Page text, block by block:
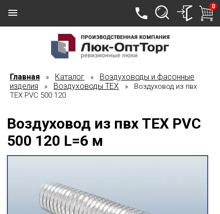
0
Главная » Каталог » Воздуховоды и фасонные
изделия » Воздуховоды TEX » Воздуховод из пвх
ТЕХ PVC 500 120
Воздуховод из пвх ТЕХ PVC
500 120 L=6 м